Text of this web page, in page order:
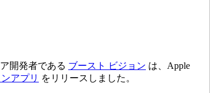
開発者である ブースト ビジョン は、Apple
アプリ をリリースしました。